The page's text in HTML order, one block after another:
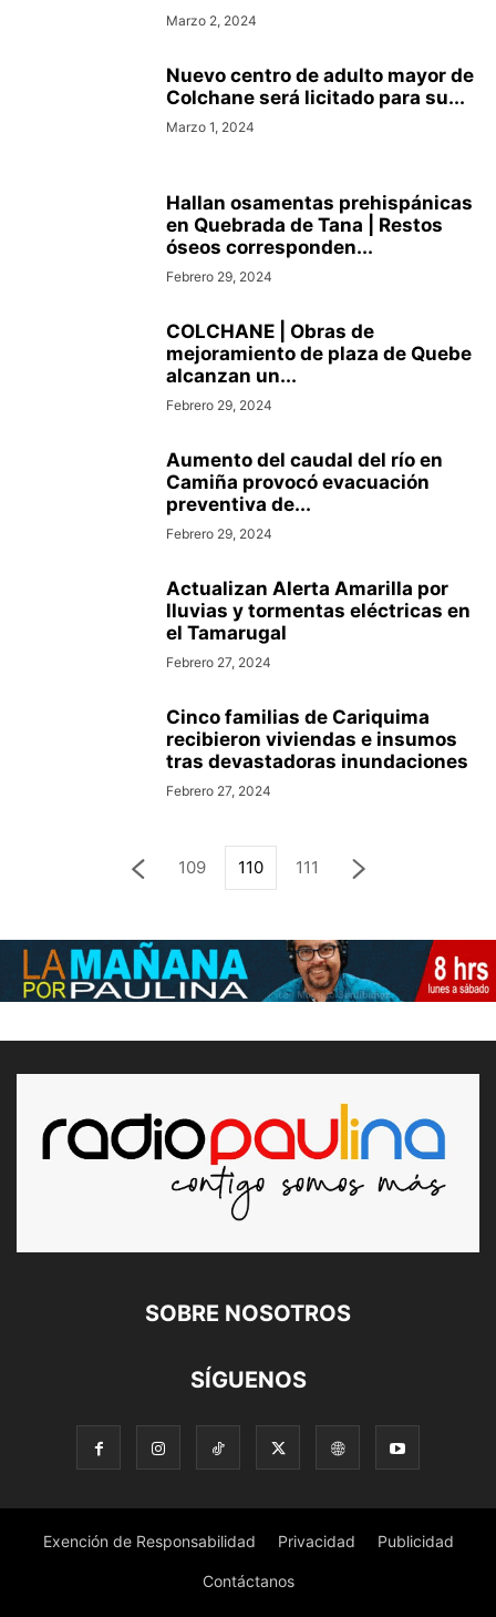
Marzo 2, 2024
Nuevo centro de adulto mayor de
Colchane será licitado para su...
Marzo 1, 2024
Hallan osamentas prehispánicas
en Quebrada de Tana | Restos
óseos corresponden...
Febrero 29, 2024
COLCHANE | Obras de
mejoramiento de plaza de Quebe
alcanzan un...
Febrero 29, 2024
Aumento del caudal del río en
Camiña provocó evacuación
preventiva de...
Febrero 29, 2024
Actualizan Alerta Amarilla por
lluvias y tormentas eléctricas en
el Tamarugal
Febrero 27, 2024
Cinco familias de Cariquima
recibieron viviendas e insumos
tras devastadoras inundaciones
Febrero 27, 2024
109 110 111
SOBRE NOSOTROS
SÍGUENOS
Exención de Responsabilidad Privacidad Publicidad
Contáctanos